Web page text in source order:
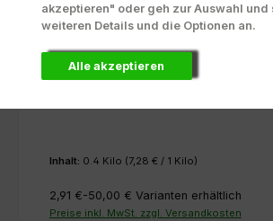
PANYS Adult Senior
Inhalt: 0.4 Kilo (7,28 € / 1 Kilo)
2,91 €-50,00 € Varianten erhältlich
Preise inkl. MwSt. zzgl. Versandkosten
akzeptieren" oder geh zur Auswahl und
weiteren Details und die Optionen an.
Alle akzeptieren